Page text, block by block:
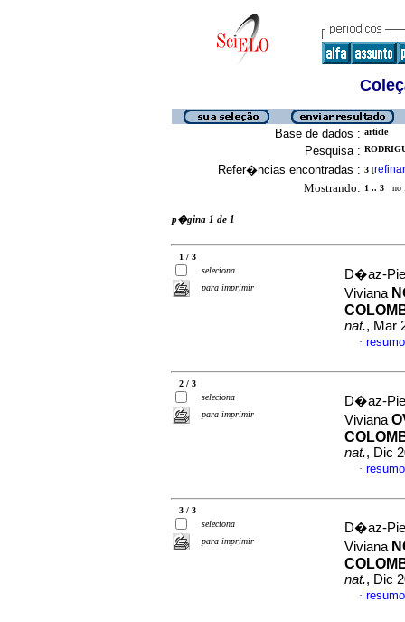
Base de dados : article
Pesquisa :
Refer�ncias encontradas : 3 [refinar
Mostrando: 1 .. 3 no
p�gina 1 de 1
1 / 3
seleciona
para imprimir
D�az-
Viviana
nat., Mar
·
2 / 3
seleciona
para imprimir
D�az-
Viviana
nat., Dic
·
3 / 3
seleciona
para imprimir
D�az-
Viviana
nat., Dic
·